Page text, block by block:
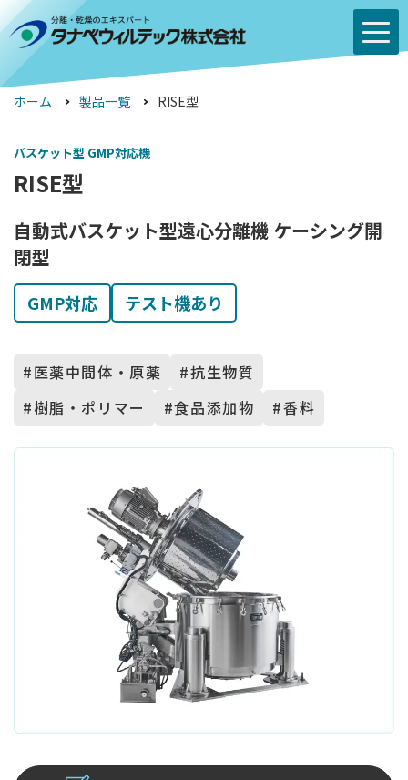
ホーム 製品一覧 RISE型
バスケット型 GMP対応機
RISE型
自動式バスケット型遠心分離機 ケーシング開
閉型
GMP対応 テスト機あり
医薬中間体・原薬
抗生物質
樹脂・ポリマー
食品添加物 香料